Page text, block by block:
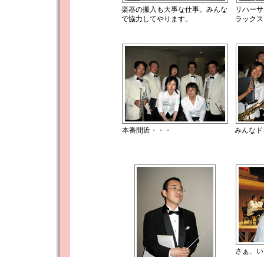
楽器の搬入も大事な仕事。みんな
で協力してやります。
リハー
ラック
本番間近・・・ みんな
さぁ、